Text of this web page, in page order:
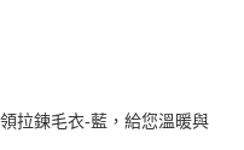
拉鍊毛衣-藍，給您溫暖與